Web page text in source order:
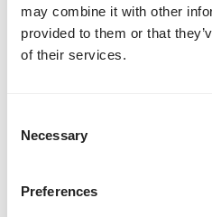
may combine it with other
provided to them or that
of their services.
Selection
Necessary
Preferences
3b502 (mangaan) 48
3b603 (zink) 45 mg
3b802 (selenium) 0,2 mg
bentoniet 1,6 g